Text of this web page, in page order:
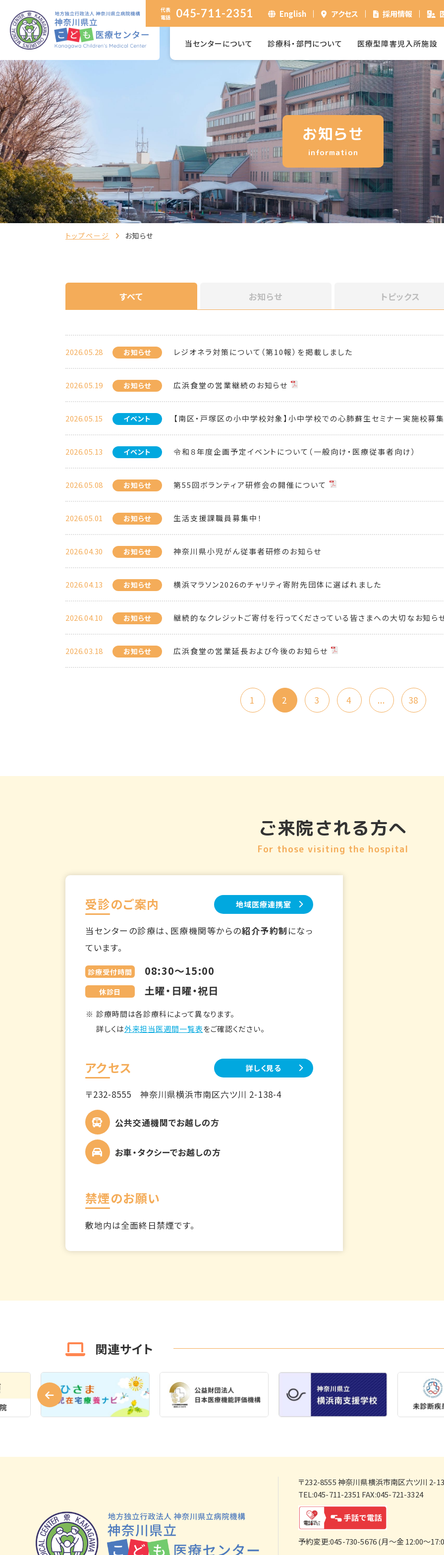
代表
電話
045-711-2351 English アクセス 採用情報
当センターについて 診療科・部門について 医療型障害児入所施設
お知らせ
information
トップページ お知らせ
すべて お知らせ トピックス
2026.05.28 お知らせ レジオネラ対策について（第10報）を掲載しました
2026.05.19 お知らせ 広浜食堂の営業継続のお知らせ
2026.05.15 イベント 【南区・戸塚区の小中学校対象】小中学校での心肺蘇生セミナー実施校募
2026.05.13 イベント 令和８年度企画予定イベントについて（一般向け・医療従事者向け）
2026.05.08 お知らせ 第55回ボランティア研修会の開催について
2026.05.01 お知らせ 生活支援課職員募集中！
2026.04.30 お知らせ 神奈川県小児がん従事者研修のお知らせ
2026.04.13 お知らせ 横浜マラソン2026のチャリティ寄附先団体に選ばれました
2026.04.10 お知らせ 継続的なクレジットご寄付を行ってくださっている皆さまへの大切なお知ら
2026.03.18 お知らせ 広浜食堂の営業延長および今後のお知らせ
1 2 3 4 ... 38
ご来院される方へ
For those visiting the hospital
受診のご案内 地域医療連携室
当センターの診療は、医療機関等からの紹介予約制 になっ
ています。
診療受付時間 08:30～15:00
休診日 土曜・日曜・祝日
診療時間は各診療科によって異なります。
詳しくは外来担当医週間一覧表をご確認ください。
アクセス 詳しく見る
〒232-8555神奈川県横浜市南区六ツ川 2-138-4
公共交通機関でお越しの方
お車・タクシーでお越しの方
禁煙のお願い
敷地内は全面終日禁煙です。
関連サイト
〒232-8555神奈川県横浜市南区六ツ川 2-
TEL:045-711-2351 FAX:045-721-3324
予約変更:045-730-5676 (月～金 12:00～